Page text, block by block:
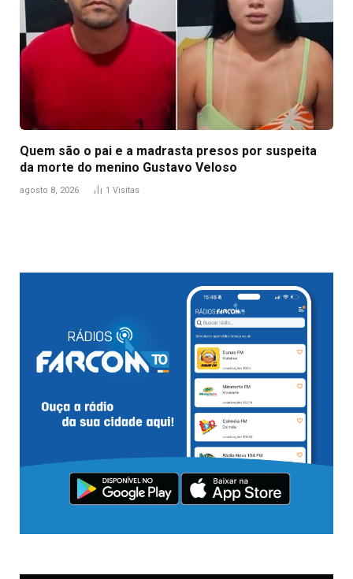
Quem são o pai e a madrasta presos por suspeita
da morte do menino Gustavo Veloso
agosto 8, 2026 1 Visitas